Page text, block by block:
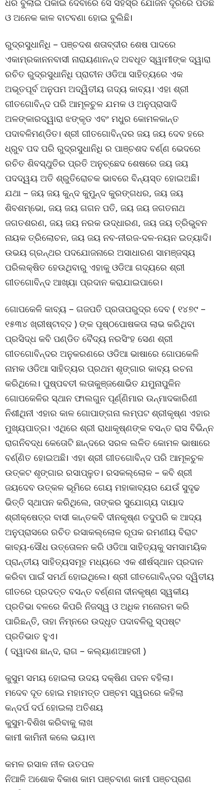
ଧରି ବୁଲାଇ ପକାଇ ଦେବାରେ ସେ ସହସ୍ର ଯୋଜନ ଦୂରରେ ପଡିଛି
ଓ ଅନେକ କାଳ ବାଟବଣା ହୋଇ ବୁଲିଛି।
ରୁଦ୍ରସୁଧାନିଧି – ପଞ୍ଚଦଶ ଶତାବ୍ଦୀର ଶେଷ ପାଦରେ
ଏକାମ୍ରକାନନବାସୀ ନାରାୟଣାନନ୍ଦ ଅବଧୂତ ସ୍ୱାମୀଙ୍କ ଦ୍ୱାରା
ରଚିତ ରୁଦ୍ରସୁଧାନିଧି ପ୍ରାଚୀନ ଓଡିଆ ସାହିତ୍ୟରେ ଏକ
ଅଭୂତପୂର୍ବ ଅନୁପମ ଅଦ୍ୱିତୀୟ ଗଦ୍ୟ କାବ୍ୟ। ଏହା ଶ୍ରୀ
ଗୀତଗୋବିନ୍ଦ ପରି ଆମୂଳଚୁଳ ଯମକ ଓ ଅନୁପ୍ରାସାଦି
ଅଳଙ୍କାରଦ୍ୱାରା ଝଙ୍କୃଡ ଏବଂ ମଧୁର କୋମଳକାନ୍ତ
ପଦାବଳିମଣ୍ଡିତ। ଶ୍ରୀ ଗୀତଗୋବିନ୍ଦର ଜୟ ଜୟ ଦେବ ହରେ
ଧ୍ରୁବ ପଦ ପରି ରୁଦ୍ରସୁଧାନିଧି ର ପାଞ୍ଚଶଦ ବର୍ଣ୍ଣ ଭେଦରେ
ରଚିତ ଶିବସ୍ଥୁତିର ପ୍ରତି ଅନୁଚ୍ଛେଦ ଶେଷରେ ଜୟ ଜୟ
ପଦଦ୍ୱୟ ଅତି ଶ୍ରୁତିରୋଚକ ଭାବରେ ବିନ୍ୟସ୍ତ ହୋଇଅଛି।
ଯଥା – ଜୟ ଜୟ କୁନ୍ଦ କୁମୁନ୍ଦ କୁରଙ୍ଗଧର, ଜୟ ଜୟ
ଶିବଶମ୍ଭୋ, ଜୟ ଜୟ ଗଗନ ପତି, ଜୟ ଜୟ ଜଗତନାଥ
ଜଗତଶରଣ, ଜୟ ଜୟ ନରକ ଉଦ୍ଧାରଣ, ଜୟ ଜୟ ତ୍ରିଭୁବନ
ନାୟକ ତ୍ରିଲୋଚନ, ଜୟ ଜୟ ନବ-ନୀରଜ-ଦଳ-ନୟନ ଇତ୍ୟାଦି।
ଉଭୟ ଗ୍ରନ୍ଥର ପଦଯୋଜନାରେ ଅସାଧାରଣ ସାମଞ୍ଜସ୍ୟ
ପରିଲକ୍ଷିତ ହେଉଥିବାରୁ ଏହାକୁ ଓଡିଆ ଗଦ୍ୟରେ ଶ୍ରୀ
ଗୀତଗୋବିନ୍ଦ ଆଖ୍ୟା ପ୍ରଦାନ କରାଯାଇପାରେ।
ଗୋପକେଳି କାବ୍ୟ – ଗଜପତି ପ୍ରତାପରୁଦ୍ର ଦେବ ( ୧୪୭୯ –
୧୫୩୪ ଖ୍ରୀଷ୍ଟାବ୍ଦ ) ଙ୍କ ପୃଷ୍ଠପୋଷକତା ଲାଭ କରିଥିବା
ପ୍ରସିଦ୍ଧ କବି ପଣ୍ଡିତ ବୈଦ୍ୟ ନରସିଂହ ସେଣ ଶ୍ରୀ
ଗୀତଗୋବିନ୍ଦର ଅନୁକରଣରେ ଓଡିଆ ଭାଷାରେ ଗୋପକେଳି
ନାମକ ଓଡିଆ ସାହିତ୍ୟର ପ୍ରଥମ ଶୃଙ୍ଗାର କାବ୍ୟ ରଚନା
କରିଥିଲେ। ପୁଷ୍ପବତୀ ଲତାକୁଞ୍ଜଶୋଭିତ ଯମୁନାପୁଳିନ
ଗୋପକେଳିର ସ୍ଥାନ ଫାଲଗୁନ ପୂର୍ଣ୍ଣିମାର ଉନ୍ମାଦକାରିଣୀ
ନିଶୀଥିନୀ ଏହାର କାଳ ଗୋପାଙ୍ଗନା ଲମ୍ପଟ ଶ୍ରୀକୃଷ୍ଣ ଏହାର
ମୁଖ୍ୟପାତ୍ର। ଏଥିରେ ଶ୍ରୀ ରାଧାକୃଷ୍ଣଙ୍କ ବସନ୍ତ ରାସ ବିଭିନ୍ନ
ରାଗନିବଦ୍ଧ କେତୋଟି ଛାନ୍ଦରେ ସରଳ ଲଳିତ କୋମଳ ଭାଷାରେ
ବର୍ଣ୍ଣିତ ହୋଇଅଛି। ଏହା ଶ୍ରୀ ଗୀତଗୋବିନ୍ଦ ପରି ଆମୂଳଚୁଳ
ଉତ୍କଟ ଶୃଙ୍ଗାର ରସାପ୍ଳୁତ। ରସକଲ୍ଲୋଳ – କବି ଶ୍ରୀ
ଜୟଦେବ ଉତ୍କଳ ଭୂମିରେ ଗେୟ ମହାକାବ୍ୟର ଯେଉଁ ସୁଦୃଢ
ଭିତ୍ତି ସ୍ଥାପନ କରିଥିଲେ, ତାଙ୍କର ସୁଯୋଗ୍ୟ ଦାୟାଦ
ଶ୍ରୀକ୍ଷେତ୍ର ବାସୀ କାନ୍ତକବି ଦୀନକୃଷ୍ଣ ତଦୁପରି କ ଆଦ୍ୟ
ଅନୁପ୍ରାସରେ ରଚିତ ରସାକଲ୍ଲୋଳ ରୂପକ ରମଣୀୟ ବିରାଟ
କାବ୍ୟ-ସୌଧ ଉତ୍ତୋଳନ କରି ଓଡିଆ ସାହିତ୍ୟକୁ ସମସାମୟିକ
ପ୍ରାନ୍ତୀୟ ସାହିତ୍ୟସମୂହ ମଧ୍ୟରେ ଏକ ଶୀର୍ଷସ୍ଥାନ ପ୍ରଦାନ
କରିବା ପାଇଁ ସମର୍ଥ ହୋଇଥିଲେ। ଶ୍ରୀ ଗୀତଗୋବିନ୍ଦର ଦ୍ୱିତୀୟ
ଗୀତରେ ପ୍ରଦତ୍ତ ବସନ୍ତ ବର୍ଣ୍ଣନା ଦୀନକୃଷ୍ଣ ସ୍ୱକୀୟ
ପ୍ରତିଭା ବଳରେ କିପରି ନିଜସ୍ୱ ଓ ଅଧିକ ମନୋରମ କରି
ପାରିଛନ୍ତି, ତାହା ନିମ୍ନରେ ଉଦ୍ଧୃତ ପଦାବଳିରୁ ସ୍ପଷ୍ଟ
ପ୍ରତିଭାତ ହୁଏ।
( ଦ୍ୱାଦଶ ଛାନ୍ଦ, ରାଗ – କଲ୍ୟାଣଆହରୀ )
କୁସୁମ ସମୟ ହୋଇଲା ଉଦୟ ଦକ୍ଷିଣ ପବନ ବହିଲା।
ମଦେବ ଦୂତ ହୋଇ ମହାମତ୍ତ ପଞ୍ଚମ ସ୍ୱରରେ କହିଲା
କନ୍ଦର୍ପ ଦର୍ପ ହୋଇଲା ଅତିଶୟ
କୁସୁମ-ବିଶିଖ କରିବାକୁ ଲାଖ
କାମୀ କାମିନୀ କଲେ ଭୟ।୧ା
କମଳ ରସାଳ ନୀଳ ଉତପଳ
ନିଆଳି ଅଶୋକ ବିକାଶ କାମ ପଞ୍ଚବାଣ କାମୀ ପଞ୍ଚପ୍ରାଣ